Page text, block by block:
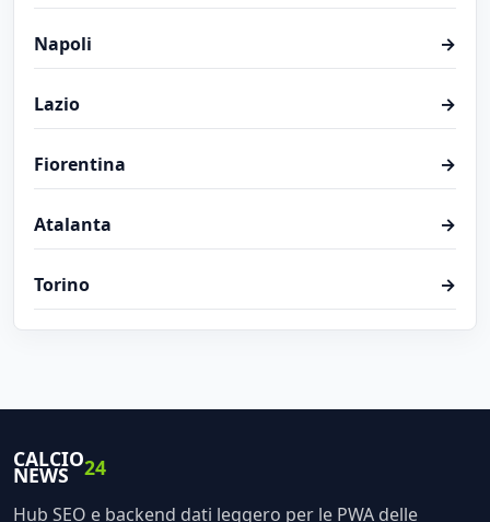
Napoli →
Lazio →
Fiorentina →
Atalanta →
Torino →
CALCIO
NEWS 24
Hub SEO e backend dati leggero per le PWA delle